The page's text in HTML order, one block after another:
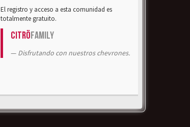
El registro y acceso a esta comunidad es
totalmente gratuito.
CitröFamily
Disfrutando con nuestros chevrones.